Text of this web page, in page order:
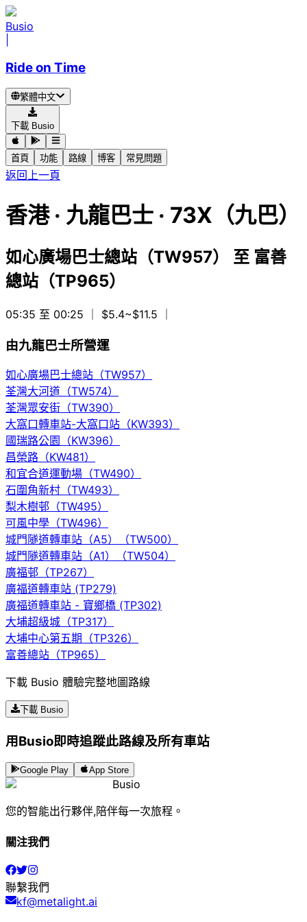
Busio
Ride on Time
繁體中文
下載 Busio
首頁 功能 路線 博客 常見問題
返回上一頁
香港· 九龍巴士 · 73X（九巴）
如心廣場巴士總站（TW957） 至 富善
總站（TP965）
05:35 至 00:25 ｜ $5.4~$11.5
由九龍巴士所營運
如心廣場巴士總站（TW957）
荃灣大河道（TW574）
荃灣眾安街（TW390）
大窩口轉車站-大窩口站（KW393）
國瑞路公園（KW396）
昌榮路（KW481）
和宜合道運動場（TW490）
石圍角新村（TW493）
梨木樹邨（TW495）
可風中學（TW496）
城門隧道轉車站（A5）（TW500）
城門隧道轉車站（A1）（TW504）
廣福邨（TP267）
廣福道轉車站 (TP279)
廣福道轉車站 - 寶鄉橋 (TP302)
大埔超級城（TP317）
大埔中心第五期（TP326）
富善總站（TP965）
下載 Busio 體驗完整地圖路線
下載 Busio
用Busio即時追蹤此路線及所有車站
Google Play App Store
Busio
您的智能出行夥伴,陪伴每一次旅程。
關注我們
聯繫我們
kf@metalight.ai